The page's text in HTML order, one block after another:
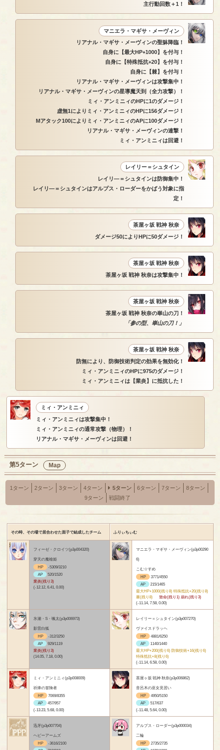
主行動回数＋1！
マニエラ・マギサ・メーヴィン
リアナル・マギサ・メーヴィンの聖躰降臨！
自身に【最大HP+1000】を付与！
自身に【特殊抵抗+20】を付与！
自身に【棘】を付与！
リアナル・マギサ・メーヴィンは攻撃集中！
リアナル・マギサ・メーヴィンの星導魔天到（全力攻撃）！
ミィ・アンミニィのHPに1のダメージ！
虚無1によりミィ・アンミニィのHPに156ダメージ！
Mアタック100によりミィ・アンミニィのAPに100ダメージ！
リアナル・マギサ・メーヴィンの連撃！
ミィ・アンミニィは回避！
レイリー＝シュタイン
レイリ―＝シュタインは防御集中！
レイリ―＝シュタインはアルプス・ローダーをかばう対象に指
定！
茶屋ヶ坂 戦神 秋奈
ダメージ50によりHPに50ダメージ！
茶屋ヶ坂 戦神 秋奈
茶屋ヶ坂 戦神 秋奈は攻撃集中！
茶屋ヶ坂 戦神 秋奈
茶屋ヶ坂 戦神 秋奈の崋山の刀！
「参の型、崋山の刀！」
茶屋ヶ坂 戦神 秋奈
防無により、防御技術判定の効果を無効化！
ミィ・アンミニィのHPに975のダメージ！
ミィ・アンミニィは【業炎】に抵抗した！
ミィ・アンミニィ
ミィ・アンミニィは攻撃集中！
ミィ・アンミニィの通常攻撃（物理）！
リアナル・マギサ・メーヴィンは回避！
第5ターン Map
1ターン 2ターン 3ターン 4ターン 5ターン 6ターン 7ターン
8ターン
9ターン
戦闘終了
その時、その場で居合わせた面子で結成したチーム ふりぃちぃむ
フィーゼ・クロイツ(p3p004320)
穿天の魔槍姫
HP
-5309/3210
AP
520/1520
業炎(残り3)
(-12.12, 6.41, 0.00)
マニエラ・マギサ・メーヴィン(p3p00290
6)
こむ☆すめ
HP
3771/4550
AP
215/1465
最大HP+1000(残り8) 特殊抵抗+20(残り8)
棘(残り8)
致命(残り1) 崩れ(残り3)
(-11.14, 7.58, 0.00)
氷瀬・S・颯太(p3p006973)
影雷白狐
HP
-312/3250
AP
929/1119
業炎(残り3)
(14.05, 7.18, 0.00)
レイリー＝シュタイン(p3p007270)
ヴァイスドラッヘ
HP
4881/6250
AP
1140/1440
最大HP+200(残り6) 防御技術+16(残り6)
特殊抵抗+8(残り6)
(-11.14, 6.58, 0.00)
ミィ・アンミニィ(p3p008009)
祈捧の冒険者
HP
7069/8355
AP
457/957
(-13.23, 5.68, 0.00)
茶屋ヶ坂 戦神 秋奈(p3p006862)
音呂木の巫女見習い
HP
4950/5150
AP
517/637
(-11.48, 5.64, 0.00)
迅牙(p3p007704)
ヘビーアームズ
HP
-3616/2100
アルプス・ローダー(p3p000034)
二輪
HP
2735/2735